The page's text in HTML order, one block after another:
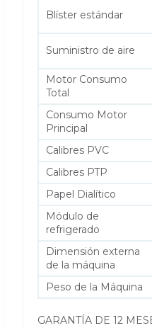
Blíster estándar
Suministro de aire
Motor Consumo
Total
Consumo Motor
Principal
Calibres PVC
Calibres PTP
Papel Dialítico
Módulo de
refrigerado
Dimensión externa
de la máquina
Peso de la Máquina
GARANTÍA DE 12